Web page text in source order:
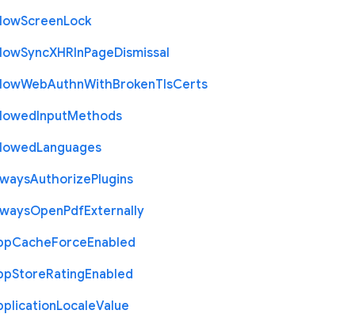
ScreenLock
SyncXHRInPageDismissal
WebAuthnWithBrokenTlsCerts
InputMethods
Languages
AuthorizePlugins
OpenPdfExternally
CacheForceEnabled
StoreRatingEnabled
LocaleValue